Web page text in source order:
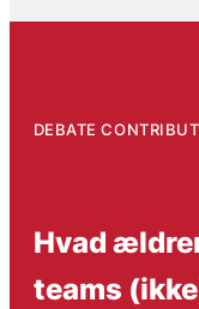
DEBATE
Hvad
teams